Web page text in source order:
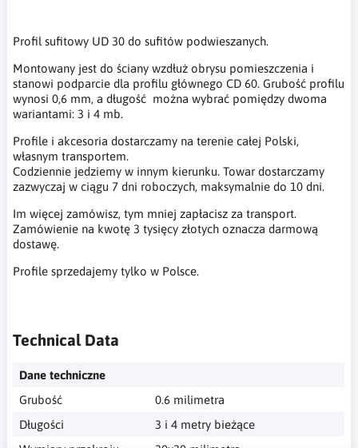
Profil sufitowy UD 30 do sufitów podwieszanych.
Montowany jest do ściany wzdłuż obrysu pomieszczenia i
stanowi podparcie dla profilu głównego CD 60. Grubość profilu
wynosi 0,6 mm, a długość można wybrać pomiędzy dwoma
wariantami: 3 i 4 mb.
Profile i akcesoria dostarczamy na terenie całej Polski,
własnym transportem.
Codziennie jedziemy w innym kierunku. Towar dostarczamy
zazwyczaj w ciągu 7 dni roboczych, maksymalnie do 10 dni.
Im więcej zamówisz, tym mniej zapłacisz za transport.
Zamówienie na kwotę 3 tysięcy złotych oznacza darmową
dostawę.
Profile sprzedajemy tylko w Polsce.
Technical Data
Dane techniczne
Grubość
0.6 milimetra
Długości
3 i 4 metry bieżące